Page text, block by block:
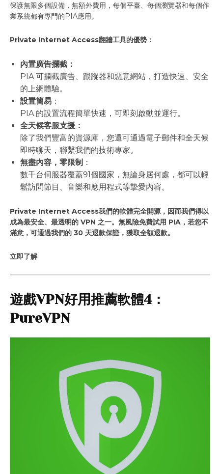
保護無限多個設備，無額外費用，每個平臺、每個瀏覽器和每個作
業系統都有專門的PIA應用。
Private Internet Access翻牆工具的優勢：
內置廣告攔截：
PIA 可攔截廣告、跟蹤器和惡意網站，打造快速、安全
的上網體驗。
設置簡易 ：
PIA 的設置流程簡單快速，可即刻啟動並運行。
全天候客服支援：
除了我們豐富的資源庫，您還可通過電子郵件和全天候
即時聊天，聯繫我們的技術專家。
無盡內容，零限制 ：
數千台伺服器覆蓋91個國家，無論身居何處，都可以輕
鬆訪問節目、音樂和應用程式等摯愛內容。
Private Internet Access我們的軟體完全開源，因而我們得以
成為最安全、最透明的 VPN 之一。無風險免費試用 PIA，若您不
滿意，可通過我們的 30 天退款保證，獲取全額退款。
立即了解
遊戲VPN好用推薦軟體4：
PureVPN